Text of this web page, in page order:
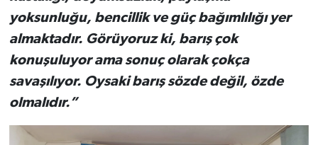
yoksunluğu, bencillik ve güç bağımlılığı yer
almaktadır. Görüyoruz ki, barış çok
konuşuluyor ama sonuç olarak çokça
savaşılıyor. Oysaki barış sözde değil, özde
olmalıdır.”